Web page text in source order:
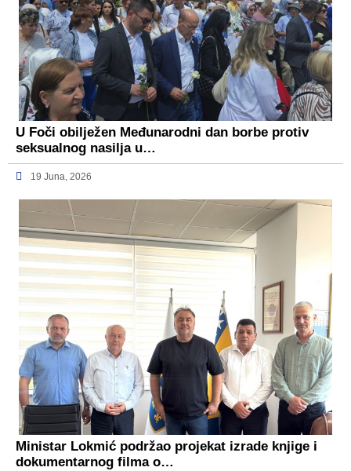
U Foči obilježen Međunarodni dan borbe protiv
seksualnog nasilja u…
19 Juna, 2026
Ministar Lokmić podržao projekat izrade knjige i
dokumentarnog filma o…